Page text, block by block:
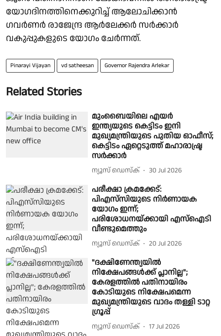
യോഗദിനത്തിനെക്കുറിച്ച് ആലോചിക്കാൻ
ഗവർണർ രാജേന്ദ്ര ആർലേക്കർ സർക്കാർ
വകുപ്പുകളുടെ യോഗം ചേർന്നത്.
Pinarayi Vijayan vd satheesan Governor Rajendra Arlekar
Related Stories
മുംബൈയിലെ എയർ
ഇന്ത്യയുടെ കെട്ടിടം ഇനി
മുഖ്യമന്ത്രിയുടെ പുതിയ ഓഫീസ്;
കെട്ടിടം ഏറ്റെടുത്ത് മഹാരാഷ്ട്ര
സർക്കാർ
ന്യൂസ് ഡെസ്ക് 30 Jul 2026
പരീക്ഷാ ക്രമക്കേട്:
പിഎസ്‍സിയുടെ നിര്‍ണായക
യോഗം ഇന്ന്;
പരിശോധനയ്ക്കായി എസ്ഐടി
വീണ്ടുമെത്തും
ന്യൂസ് ഡെസ്ക് 20 Jul 2026
"ദക്ഷിണേന്ത്യയിൽ
നിക്ഷേപങ്ങൾക്ക് പ്ലാനില്ല";
കേരളത്തിൽ പതിനായിരം
കോടിയുടെ നിക്ഷേപമെന്ന
മുഖ്യമന്ത്രിയുടെ വാദം തള്ളി ടാറ്റ
ഗ്രൂപ്പ്
ന്യൂസ് ഡെസ്ക് 17 Jul 2026